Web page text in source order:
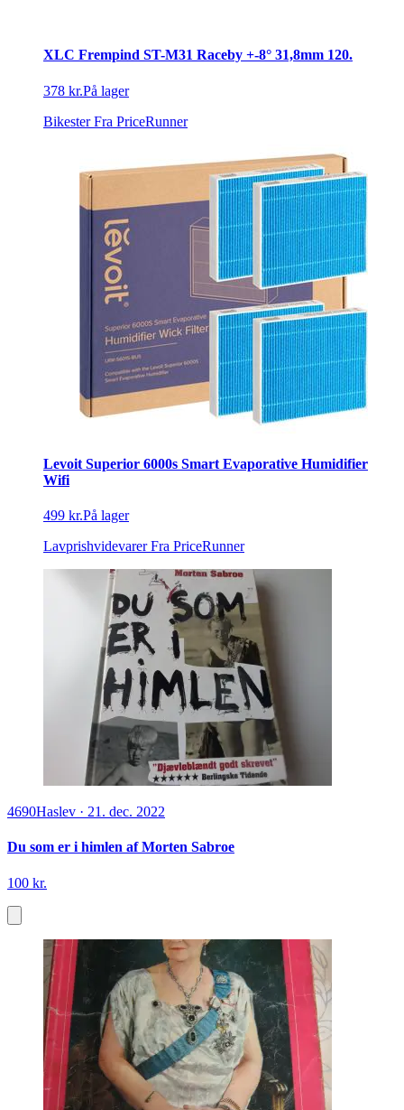
XLC Frempind ST-M31 Raceby +-8° 31,8mm 120.
378 kr.På lager
Bikester Fra PriceRunner
Levoit Superior 6000s Smart Evaporative Humidifier
Wifi
499 kr.På lager
Lavprishvidevarer Fra PriceRunner
4690Haslev · 21. dec. 2022
Du som er i himlen af Morten Sabroe
100 kr.